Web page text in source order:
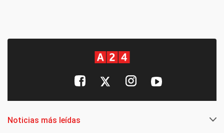
Noticias más leídas